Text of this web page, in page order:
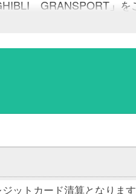
GRANSPORT」を
オーネは、沖縄の美しい
身の１台です。
お迎えいたします。
装備！
ットカード清算となります